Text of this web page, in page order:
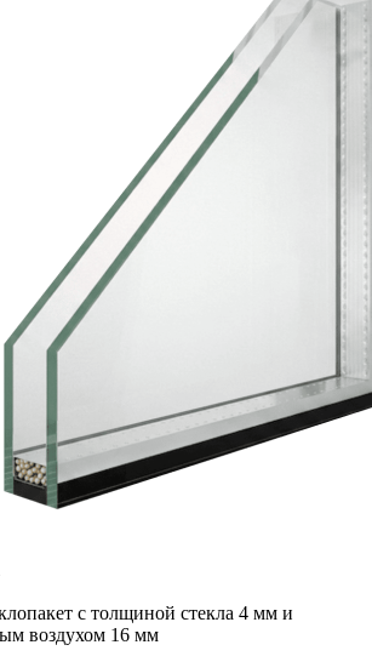
с толщиной стекла 4 мм и
воздухом 16 мм